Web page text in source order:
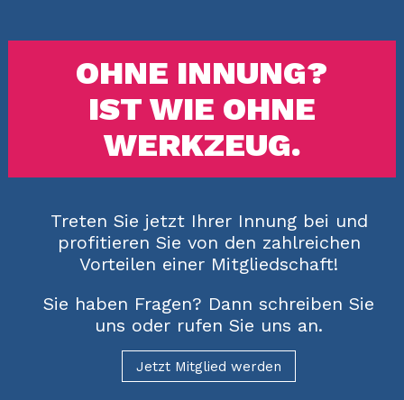
OHNE INNUNG?
IST WIE OHNE
WERKZEUG.
Treten Sie jetzt Ihrer Innung bei und
profitieren Sie von den zahlreichen
Vorteilen einer Mitgliedschaft!
Sie haben Fragen? Dann schreiben Sie
uns oder rufen Sie uns an.
Jetzt Mitglied werden